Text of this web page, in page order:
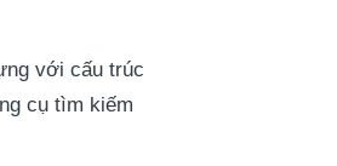
với cấu trúc
cụ tìm kiếm